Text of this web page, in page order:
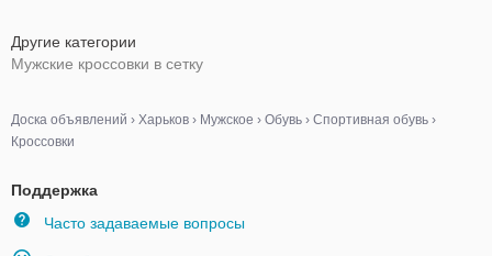
Другие категории
Мужские кроссовки в сетку
Доска объявлений › Харьков › Мужское › Обувь › Спортивная обувь ›
Кроссовки
Поддержка
Часто задаваемые вопросы